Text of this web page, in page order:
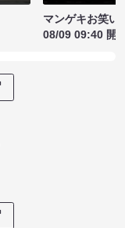
マンゲキお笑い
08/09 09:40 開